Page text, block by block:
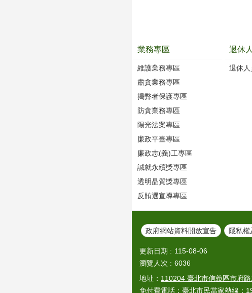
業務專區
維護業務專區
肅貪業務專區
揭弊者保護專區
防貪業務專區
陽光法案專區
廉政平臺專區
廉政志(義)工專區
誠就永續獎專區
透明晶質獎專區
反賄選宣導專區
退休
退休
政府網站資料開放宣告 隱私權
更新日期
115-08-06
瀏覽人次
6036
地址： 110204 臺北市信義區市府
免付費電話：臺北市民當家熱線：